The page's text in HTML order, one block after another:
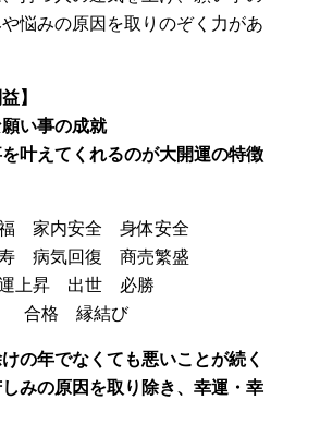
悩みの原因を取りのぞく力があ
】
い事の成就
叶えてくれるのが大開運の特徴
福 家内安全 身体安全
寿 病気回復 商売繁盛
上昇 出世 必勝
合格 縁結び
の年でなくても悪いことが続く
みの原因を取り除き、幸運・幸